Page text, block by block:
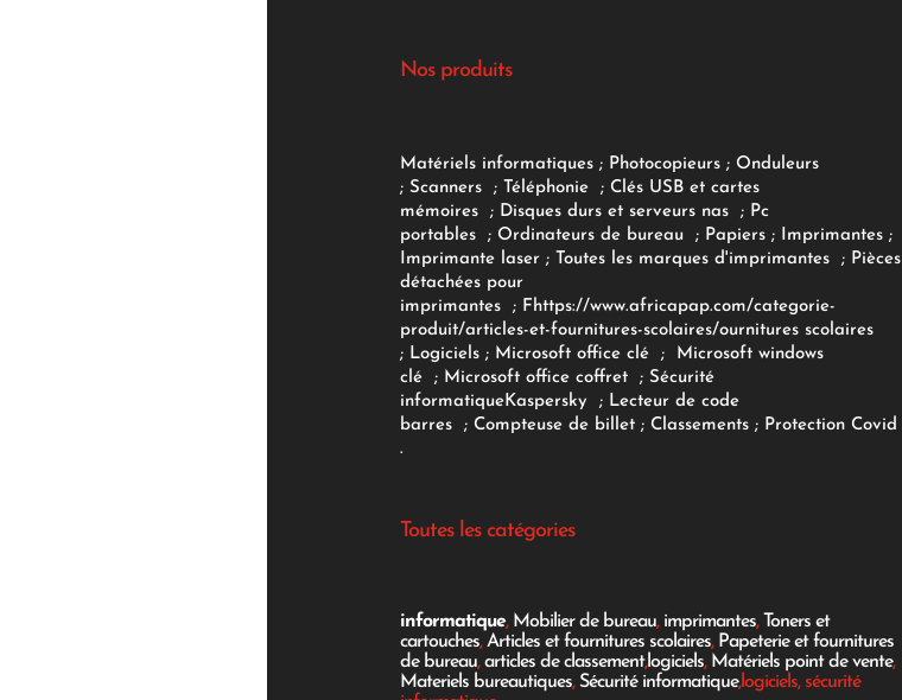
Nos produits
Matériels informatiques; Photocopieurs; Onduleurs
; Scanners ; Téléphonie ; Clés USB et cartes
mémoires
; Disques durs et serveurs nas ; Pc
portables
; Ordinateurs de bureau ; Papiers; Imprimantes;
Imprimante laser; Toutes les marques d'imprimantes ; Pièces
détachées pour
imprimantes
; F https://www.africapap.com/categorie-
produit/articles-et-fournitures-scolaires/ournitures scolaires
; Logiciels ; Microsoft office clé ;
Microsoft windows
clé; Microsoft office coffret ; Sécurité
informatiqueKaspersky ; Lecteur de code
barres
; Compteuse de billet; Classements ; Protection Covid
.
Toutes les catégories
informatique, Mobilier de bureau, imprimantes, Toners et
cartouches,Articles et fournitures scolaires, Papeterie et fournitures
de bureau,articles de classement,logiciels, Matériels point de vente,
Materiels bureautiques, Sécurité informatique,logiciels, sécurité